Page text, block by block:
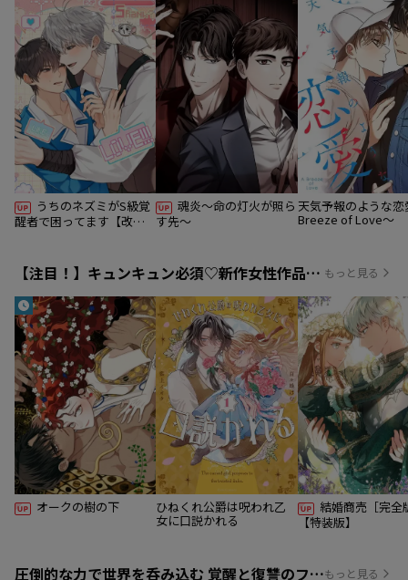
うちのネズミがS級覚
醒者で困ってます【改訂
魂炎～命の灯火が照ら
す先～
天気予報のような恋
Breeze of Love～
【注目！】キュンキュン必須♡新作女性作品まとめ！ もっと見る
オークの樹の下 ひねくれ公爵は呪われ乙
女に口説かれる
結婚商売［完全
【特装版】
圧倒的な力で世界を呑み込む 覚醒と復讐のファンタジーもっと見る